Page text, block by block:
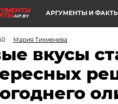
AIF.BY АРГУМЕНТЫ И
Мария Тихменева
вкусы